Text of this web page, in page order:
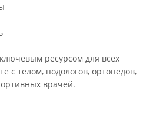
ресурсом для всех
с телом, подологов, ортопедов,
врачей.